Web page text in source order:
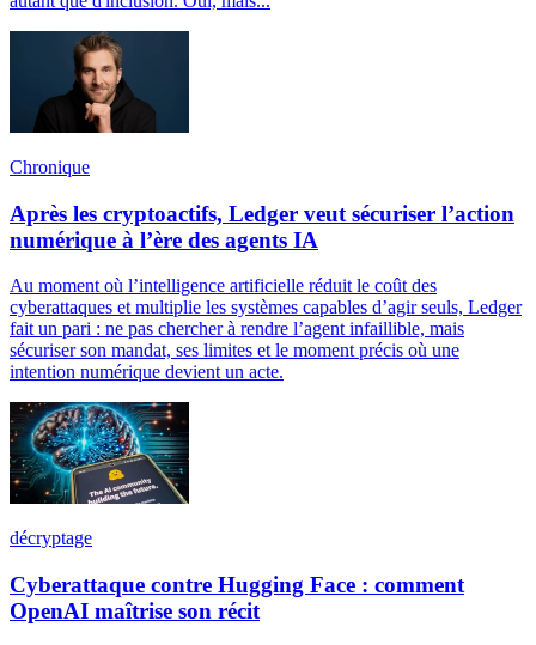
Chronique
Après les cryptoactifs, Ledger veut sécuriser l’action
numérique à l’ère des agents IA
Au moment où l’intelligence artificielle réduit le coût des
cyberattaques et multiplie les systèmes capables d’agir seuls, Ledger
fait un pari : ne pas chercher à rendre l’agent infaillible, mais
sécuriser son mandat, ses limites et le moment précis où une
intention numérique devient un acte.
décryptage
Cyberattaque contre Hugging Face : comment
OpenAI maîtrise son récit